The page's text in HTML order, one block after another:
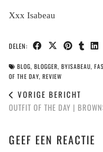
Xxx Isabeau
DELEN:
BLOG BLOGGER BYISABEAU
OF THE DAY REVIEW
VORIGE BERICHT
OUTFIT OF THE DAY |
GEEF EEN REACTIE